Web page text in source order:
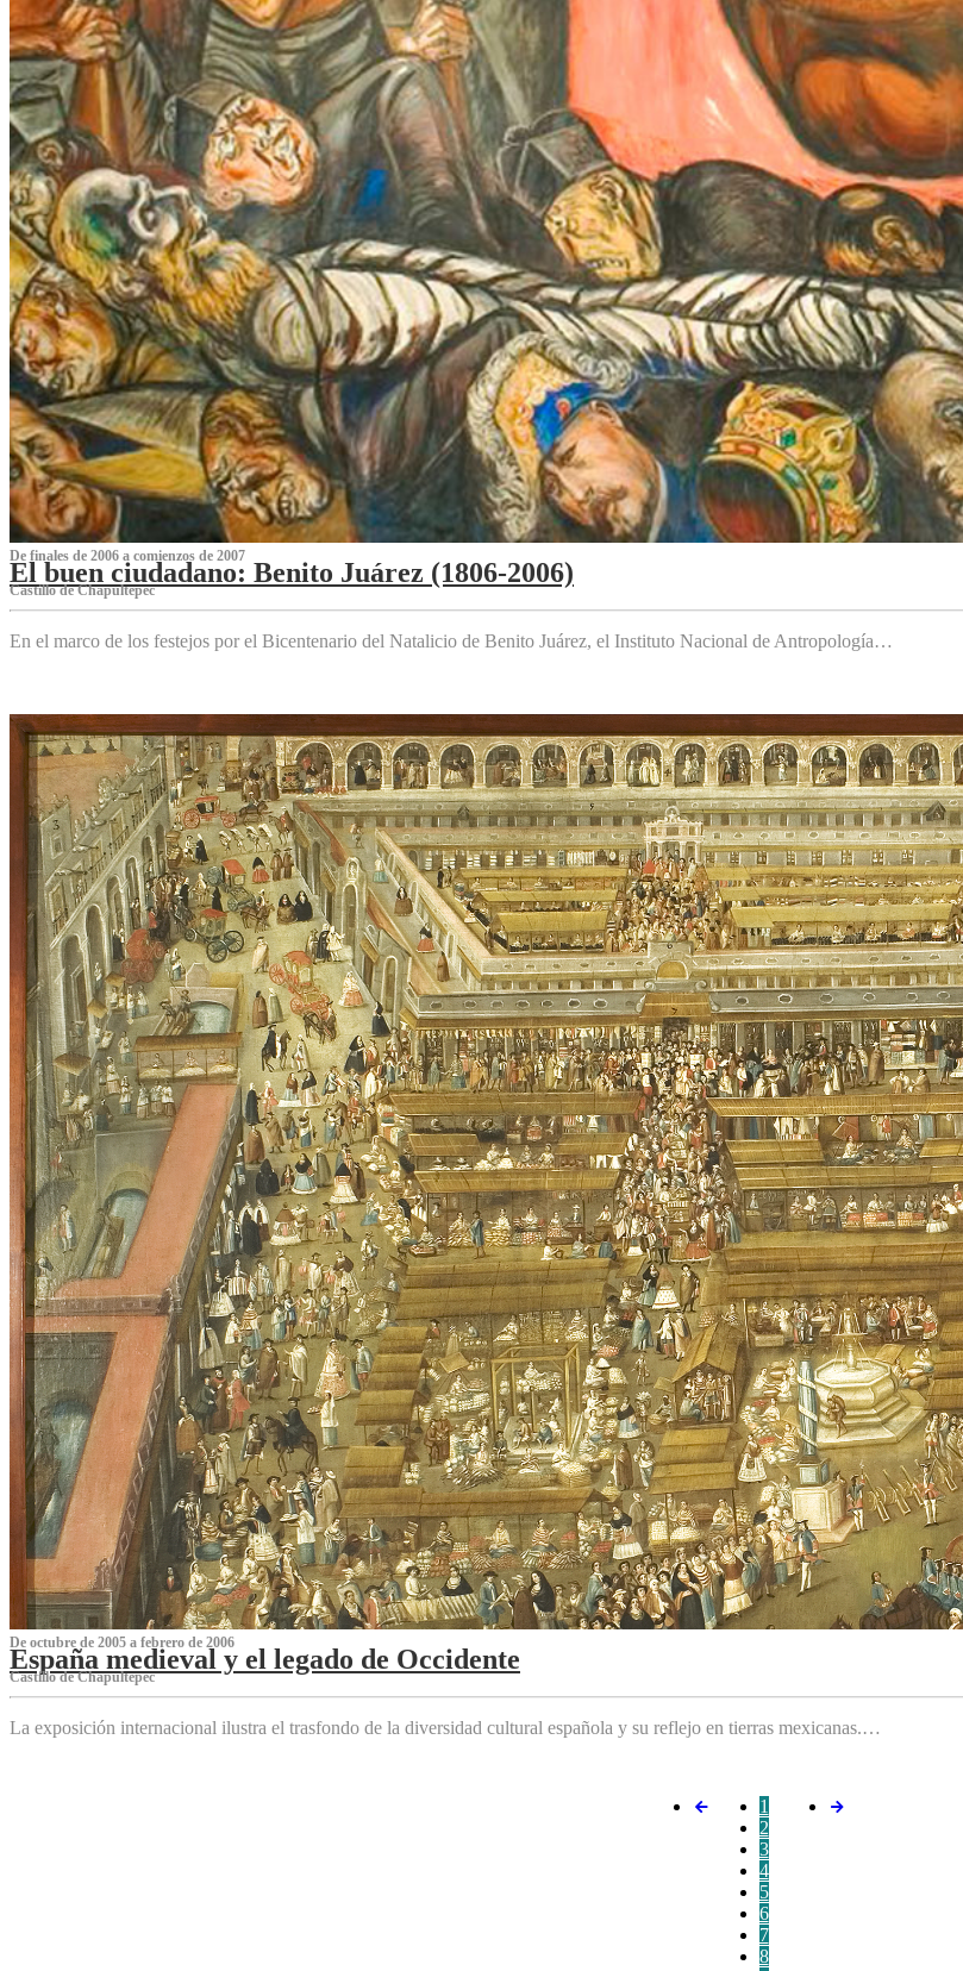
De finales de 2006 a comienzos de 2007
El buen ciudadano: Benito Juárez (1806-2006)
Castillo de Chapultepec
En el marco de los festejos por el Bicentenario del Natalicio de Benito Juárez, el Instituto Nacional de Antropología…
De octubre de 2005 a febrero de 2006
España medieval y el legado de Occidente
Castillo de Chapultepec
La exposición internacional ilustra el trasfondo de la diversidad cultural española y su reflejo en tierras mexicanas.…
1
2
3
4
5
6
7
8